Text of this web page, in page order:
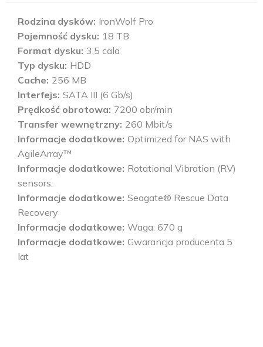
Rodzina dysków IronWolf Pro
Pojemność dysku 18 TB
Format dysku 3,5 cala
Typ dysku HDD
Cache 256 MB
Interfejs SATA III (6 Gb/s)
Prędkość obrotowa 7200 obr/min
Transfer wewnętrzny 260 Mbit/s
Informacje dodatkowe Optimized for NAS with
AgileArray™
Informacje dodatkowe Rotational Vibration (RV)
sensors.
Informacje dodatkowe Seagate® Rescue Data
Recovery
Informacje dodatkowe Waga: 670 g
Informacje dodatkowe Gwarancja producenta 5
lat